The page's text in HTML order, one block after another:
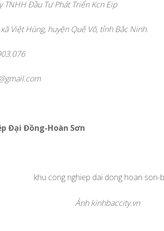
TNHH Đầu Tư Phát Triển Kcn Eip
Việt Hùng, huyện Quế Võ, tỉnh Bắc Ninh.
Đại Đồng-Hoàn Sơn
Ảnh kinhbaccity.vn